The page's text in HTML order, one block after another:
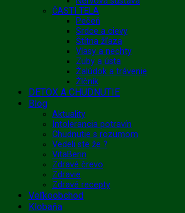
ČASTI TELA
Pečeň
Srdce a cievy
Štítna žľaza
Vlasy a nechty
Zuby a ústa
Žalúdok a trávenie
Žlčník
DETOX A CHUDNUTIE
Blog
Aktuality
Intolerancia potravín
Chudnutie s rozumom
Vedeli ste že ?
VitaBerin
Zdravé črevo
Zdravie
Zdravé recepty
Veľkoobchod
Klobaňa